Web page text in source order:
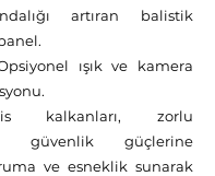
artıran balistik
ışık ve kamera
kalkanları, zorlu
güvenlik güçlerine
ve esneklik sunarak